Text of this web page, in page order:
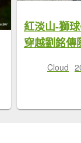
紅淡山-獅
穿越劉銘傳
Cloud